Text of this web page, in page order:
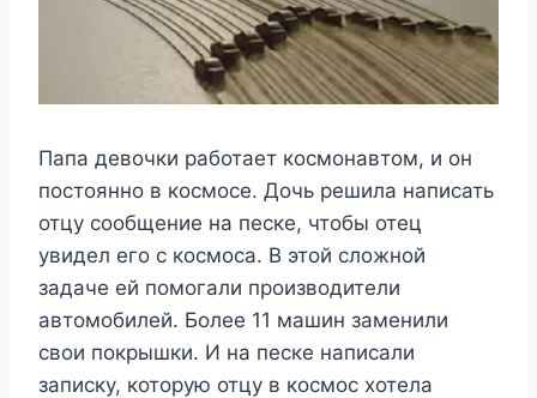
Папа девочки работает космонавтом, и он
постоянно в космосе. Дочь решила написать
отцу сообщение на песке, чтобы отец
увидел его с космоса. В этой сложной
задаче ей помогали производители
автомобилей. Более 11 машин заменили
свои покрышки. И на песке написали
записку, которую отцу в космос хотела